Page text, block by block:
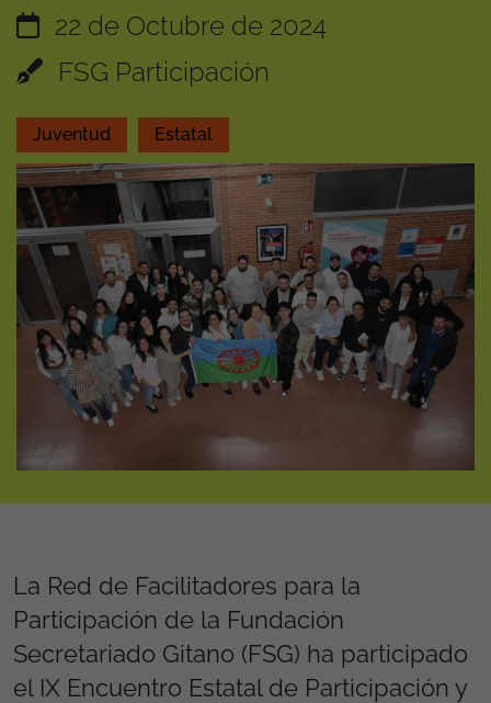
22 de Octubre de 2024
FSG Participación
Juventud Estatal
La Red de Facilitadores para la
Participación de la Fundación
Secretariado Gitano (FSG) ha participado
el IX Encuentro Estatal de Participación y